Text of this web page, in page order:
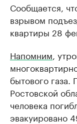
Сообщается,
взрывом
квартиры 28
Напомним ,
бытового
Ростовской
человека
эвакуировано